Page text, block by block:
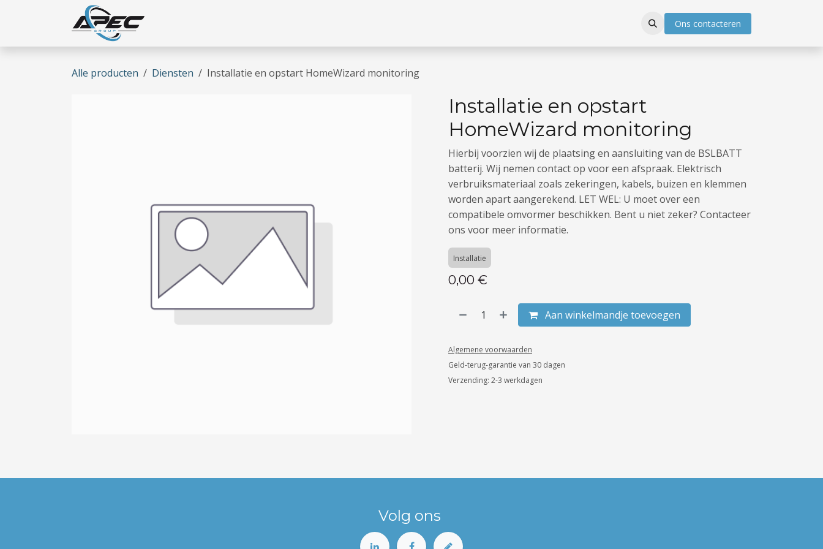
Overslaan naar inhoud
Ons con​​ta​​​​cteren
Alle producten Diensten Installatie en opstart HomeWizard monitoring
Installatie en opstart
HomeWizard monitoring
Hierbij voorzien wij de plaatsing en aansluiting van de BSLBATT
batterij. Wij nemen contact op voor een afspraak. Elektrisch
verbruiksmateriaal zoals zekeringen, kabels, buizen en klemmen
worden apart aangerekend. LET WEL: U moet over een
compatibele omvormer beschikken. Bent u niet zeker? Contacteer
ons voor meer informatie.
Installatie
0,00 €
Aan winkelmandje toevoegen
Algemene voorwaarden
Geld-terug-garantie van 30 dagen
Verzending: 2-3 werkdagen
Volg ons